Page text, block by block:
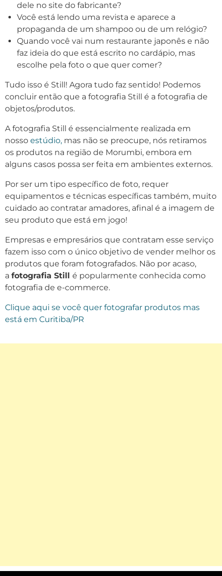
dele no site do fabricante?
Você está lendo uma revista e aparece a
propaganda de um shampoo ou de um relógio?
Quando você vai num restaurante japonês e não
faz ideia do que está escrito no cardápio, mas
escolhe pela foto o que quer comer?
Tudo isso é Still! Agora tudo faz sentido! Podemos
concluir então que a fotografia Still é a fotografia de
objetos/produtos.
A fotografia Still é essencialmente realizada em
nosso estúdio, mas não se preocupe, nós retiramos
os produtos na região de Morumbi, embora em
alguns casos possa ser feita em ambientes externos.
Por ser um tipo específico de foto, requer
equipamentos e técnicas específicas também, muito
cuidado ao contratar amadores, afinal é a imagem de
seu produto que está em jogo!
Empresas e empresários que contratam esse serviço
fazem isso com o único objetivo de vender melhor os
produtos que foram fotografados. Não por acaso,
a fotografia Still é popularmente conhecida como
fotografia de e-commerce.
Clique aqui se você quer fotografar produtos mas
está em Curitiba/PR